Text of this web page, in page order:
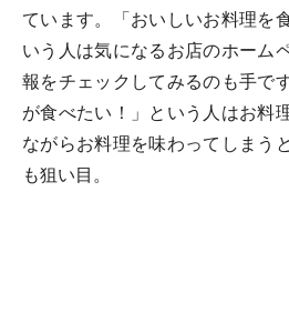
ています。「おいしいお料理を
いう人は気になるお店のホーム
報をチェックしてみるのも手で
が食べたい！」という人はお料
ながらお料理を味わってしまう
も狙い目。